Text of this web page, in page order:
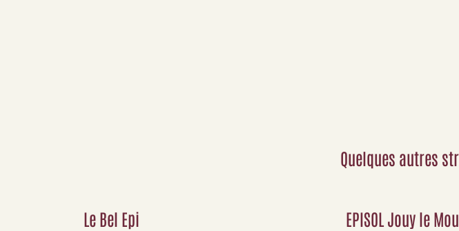
Quelques autres
Le Bel Epi EPISOL Jouy le